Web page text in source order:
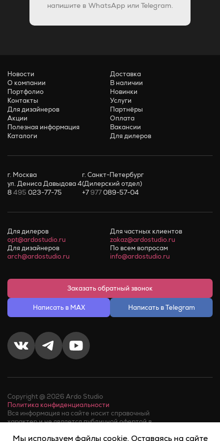
напишите в WhatsApp или Telegram.
Новости
О компании
Портфолио
Контакты
Для дизайнеров
Акции
Полезная информация
Каталоги
Доставка
В наличии
Новинки
Услуги
Партнёры
Оплата
Вакансии
Для дилеров
г. Москва
ул. Дениса Давыдова 4
8495 023-77-75
г. Санкт-Петербург
(Дилерский отдел)
+7977089-57-04
Для дилеров
opt@ardostudio.ru
Для частных клиентов
zakaz@ardostudio.ru
Для дизайнеров
arch@ardostudio.ru
По всем вопросам
info@ardostudio.ru
Заказать обратный звонок
Написать в MAX Написать в Telegram
Copyright @ 2026 Ardo Studio
Политика конфиденциальности
Вся информация на сайте носит справочный
характер и не является публичной офертой в
Факт телефонного звонка в компанию или обращения в
Мы используем файлы cookie. Оставаясь на сайте